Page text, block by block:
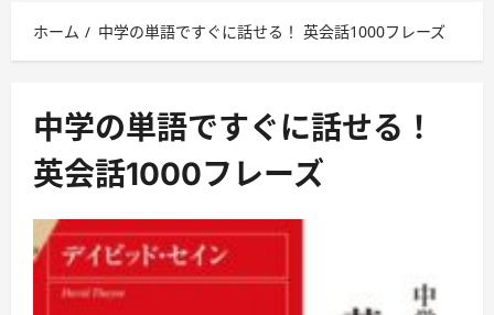
メ
ニ
ー
ホーム 中学の単語ですぐに話せる！ 英会話1000フレーズ
中学の単語ですぐに話せる！
英会話1000フレーズ